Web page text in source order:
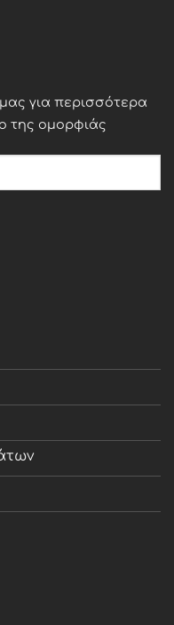
για περισσότερα
της ομορφιάς